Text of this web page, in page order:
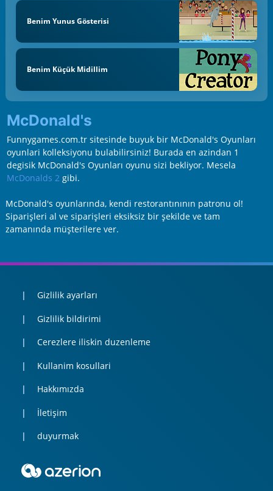
Benim Yunus Gösterisi
Benim Küçük Midillim
McDonald's
Funnygames.com.tr sitesinde buyuk bir McDonald's Oyunları
oyunlari kolleksiyonu bulabilirsiniz! Burada en azindan 1
degisik McDonald's Oyunları oyunu sizi bekliyor. Mesela
McDonalds 2 gibi.
McDonald's oyunlarında, kendi restorantınının patronu ol!
Siparişleri al ve siparişleri eksiksiz bir şekilde ve tam
zamanında müşterilere ver.
Gizlilik ayarları
Gizlilik bildirimi
Cerezlere iliskin duzenleme
Kullanim kosullari
Hakkımızda
İletişim
duyurmak